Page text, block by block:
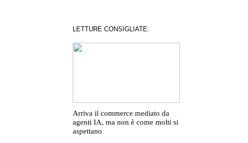
LETTURE CONSIGLIATE:
Arriva il commerce mediato da
agenti IA, ma non è come molti si
aspettano